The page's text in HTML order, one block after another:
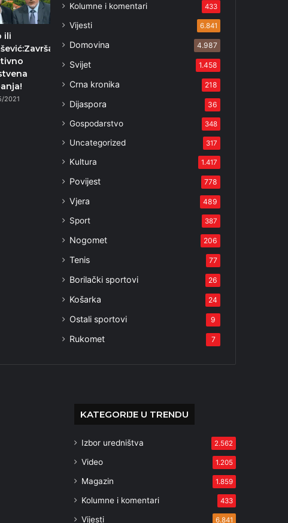
ili
2021
Kolumne i komentari 433
Vijesti 6.841
Domovina 4.987
Svijet 1.458
Crna kronika 218
Dijaspora 36
Gospodarstvo 348
Uncategorized 317
Kultura 1.417
Povijest 778
Vjera 489
Sport 387
Nogomet 206
Tenis 77
Borilački sportovi 26
Košarka 24
Ostali sportovi 9
Rukomet 7
KATEGORIJE U TRENDU
Izbor uredništva 2.562
Video 1.205
Magazin 1.859
Kolumne i komentari 433
Vijesti 6.841